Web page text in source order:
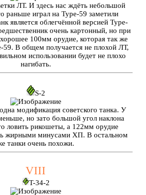
ЛТ. И здесь нас ждёть небольшой
раньше играл на Type-59 заметили
является облегчённой версией Type-
очень картонный, но при
100мм орудие, которая так же
59. В общем получается не плохой ЛТ,
использовании будет не плохо
нагибать.
S-2
модификация советского танка. У
но зато большой угол наклона
ловить рикошеты, а 122мм орудие
жирными минусами ХП. В остальном
танки очень похожи.
VIII
T-34-2